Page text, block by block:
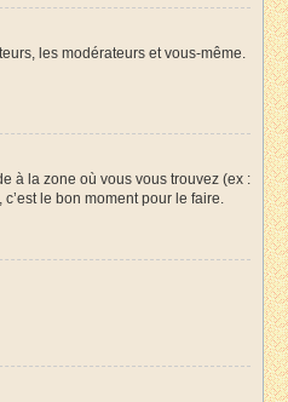
les modérateurs et vous-même.
à la zone où vous vous trouvez (ex :
le bon moment pour le faire.